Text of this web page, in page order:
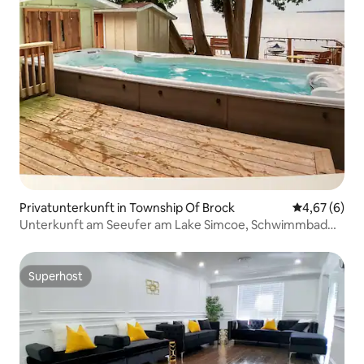
Privatunterkunft in Township Of Brock
4,67 (6)
Unterkunft am Seeufer am Lake Simcoe, Schwimmbad
Superhost
Superhost